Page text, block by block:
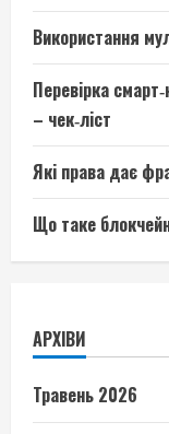
Використання
Перевірка
– чек‑ліст
Які права дає
Що таке
АРХІВИ
Травень 2026